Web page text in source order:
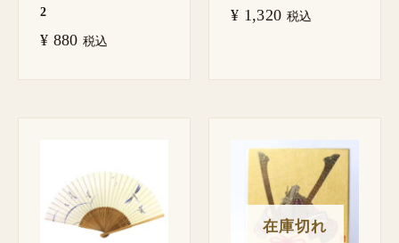
2
¥ 880 税込
¥ 1,320 税込
在庫切れ